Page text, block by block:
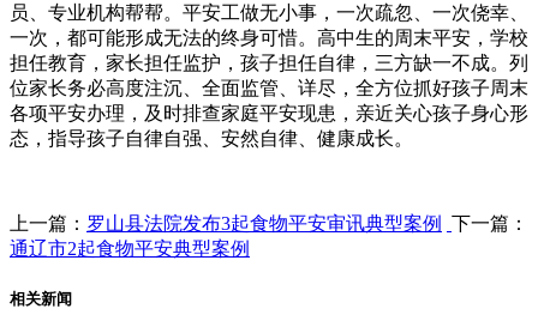
员、专业机构帮帮。平安工做无小事，一次疏忽、一次侥幸、
一次，都可能形成无法的终身可惜。高中生的周末平安，学校
担任教育，家长担任监护，孩子担任自律，三方缺一不成。列
位家长务必高度注沉、全面监管、详尽，全方位抓好孩子周末
各项平安办理，及时排查家庭平安现患，亲近关心孩子身心形
态，指导孩子自律自强、安然自律、健康成长。
上一篇： 罗山县法院发布3起食物平安审讯典型案例
下一篇：
通辽市2起食物平安典型案例
相关新闻